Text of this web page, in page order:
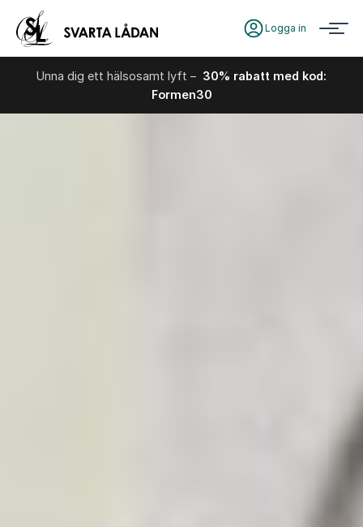
Logga in
Unna dig ett hälsosamt lyft – 30% rabatt med kod:
Formen30